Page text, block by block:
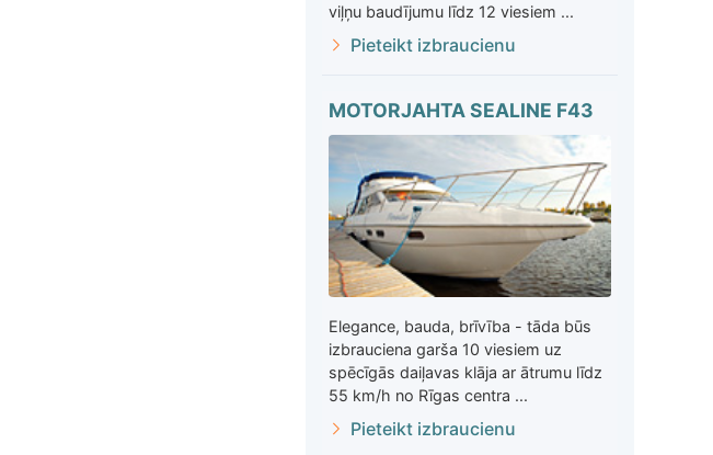
viļņu baudījumu līdz 12 viesiem ...
Pieteikt izbraucienu
MOTORJAHTA SEALINE F43
Elegance, bauda, brīvība - tāda būs
izbrauciena garša 10 viesiem uz
spēcīgās daiļavas klāja ar ātrumu līdz
55 km/h no Rīgas centra ...
Pieteikt izbraucienu